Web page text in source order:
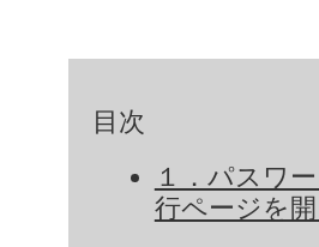
目次
１．パスワ
行ページを開